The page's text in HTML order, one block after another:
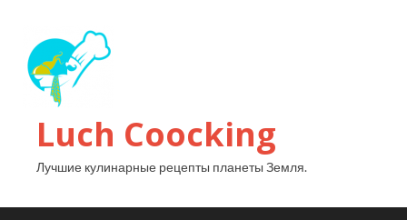
Luch Coocking
Лучшие кулинарные рецепты планеты Земля.